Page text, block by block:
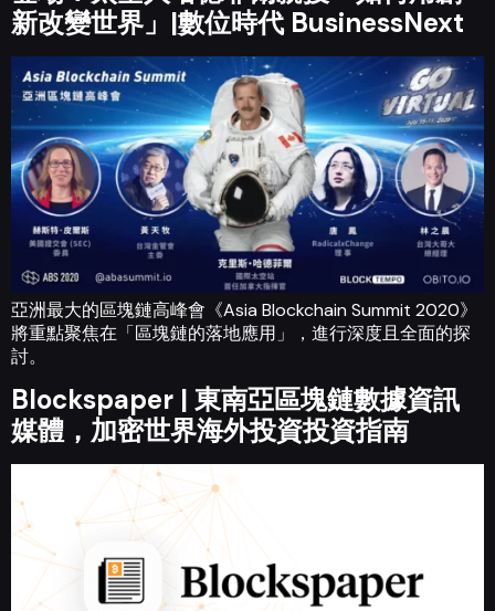
新改變世界」|數位時代 BusinessNext
亞洲最大的區塊鏈高峰會《Asia Blockchain Summit 2020》
將重點聚焦在「區塊鏈的落地應用」，進行深度且全面的探
討。
Blockspaper | 東南亞區塊鏈數據資訊
媒體，加密世界海外投資投資指南